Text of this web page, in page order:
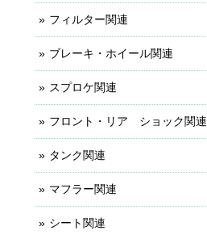
フィルター関連
ブレーキ・ホイール関連
スプロケ関連
フロント・リア ショック関連
タンク関連
マフラー関連
シート関連